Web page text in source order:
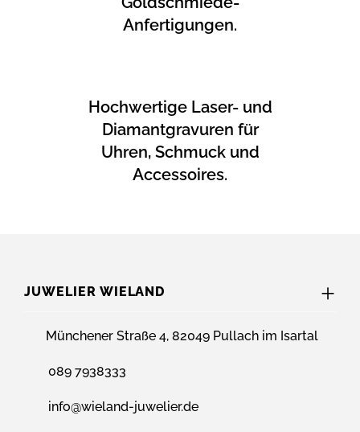
Anfertigungen.
Hochwertige Laser- und
Diamantgravuren für
Uhren, Schmuck und
Accessoires.
JUWELIER WIELAND
Münchener Straße 4, 82049 Pullach im Isartal
089 7938333
info@wieland-juwelier.de